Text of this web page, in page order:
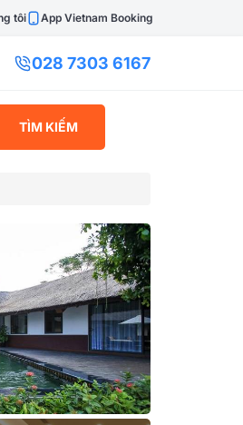
tôi App Vietnam Booking
028 7303 6167
TÌM KIẾM